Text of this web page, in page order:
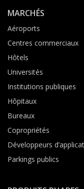
MARCHÉS
Aéroports
Centres commerciaux
Hôtels
Universités
Institutions publiques
Hôpitaux
Bureaux
Copropriétés
Développeurs
Parkings publics